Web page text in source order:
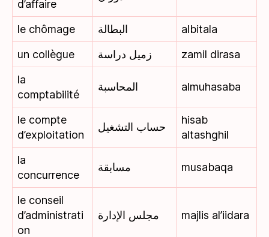
d’affaire
le chômage البطالة
albitala
un collègue
زميل دراسة
zamil dirasa
la
comptabilité
المحاسبة almuhasaba
le compte
d’exploitation
حساب التشغيل
hisab
altashghil
la
concurrence
مسابقة musabaqa
le conseil
d’administrati
on
مجلس الإدارة majlis al’iidara